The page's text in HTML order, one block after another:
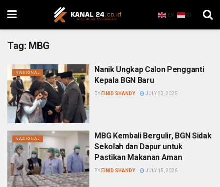
EN ID
Tag: MBG
NASIONAL
Nanik Ungkap Calon Pengganti
Kepala BGN Baru
BY EINID SHANDY JULY 23, 2026
NASIONAL
MBG Kembali Bergulir, BGN Sidak
Sekolah dan Dapur untuk
Pastikan Makanan Aman
BY EINID SHANDY JULY 15, 2026